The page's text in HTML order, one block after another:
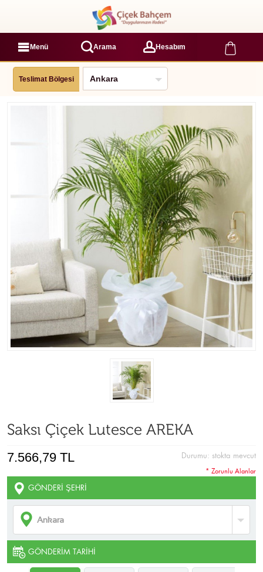
Menü Arama Hesabım
Teslimat Bölgesi
Saksı Çiçek Lutesce AREKA
Durumu: stokta mevcut
7.566,79 TL
GÖNDERI ŞEHRI
GÖNDERIM TARIHI
* Zorunlu Alanlar